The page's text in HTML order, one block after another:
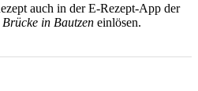
auch in der E-Rezept-App der
in Bautzen einlösen.